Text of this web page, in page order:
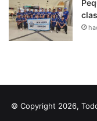
© Copyright 2026,